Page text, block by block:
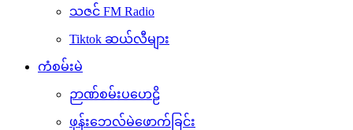
သဇင် FM Radio
Tiktok ဆယ်လီများ
ကံစမ်းမဲ
ဉာဏ်စမ်းပဟေဠိ
ဖုန်းဘေလ်မဲဖောက်ခြင်း